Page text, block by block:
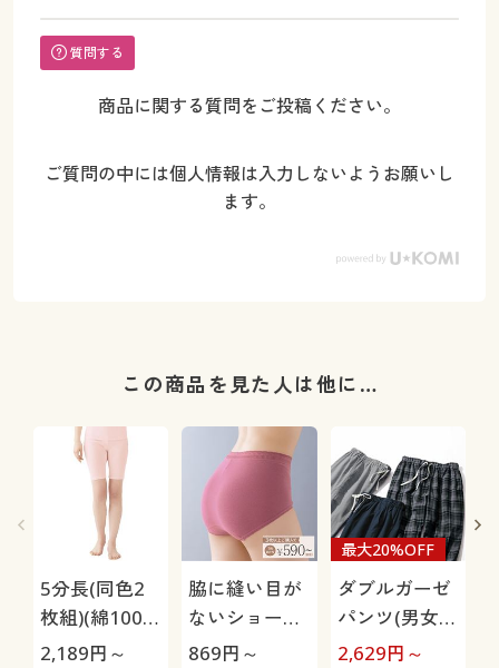
質問する
商品に関する質問をご投稿ください。
ご質問の中には個人情報は入力しないようお願いし
ます。
この商品を見た人は他に…
5分長(同色2
枚組)(綿100%
抗菌防臭加工
2,189円～
脇に縫い目が
ないショーツ
(デイリーヒッ
869円～
ダブルガーゼ
パンツ(男女兼
用)
最大20%OFF
2,629円～